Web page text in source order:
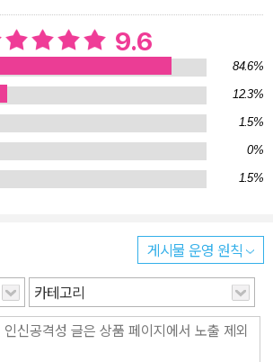
히 담아냈다.● 어린이심사위원 심사평 중에
의 유쾌함과 짜릿함이란, 이 책은 당신에게
를 선물할 거다.-잠일초등학교 5학년 김대현
책 속에 빠져 건방이와 같이 모험을 즐기는
임이 살아 있는 제목, 개성 만점의 등장인물, 2
것 같다.-동산초등학교 6학년 이은정▶건방
동을 좋아하고 흥미를 가지고 있는 아이나
를 당하는 아이가 보면 조금 더 공감할 수 있
교 6학년 조호영● 어른 전문가 심사평 가족
고수인 스승을 만나 무술을 배우게 되고, 결국
적대 관계를 맺는 약점으로 작용할 수 있는
9.6
84.6%
12.3%
1.5%
0%
1.5%
게시물 운영 원칙
카테고리